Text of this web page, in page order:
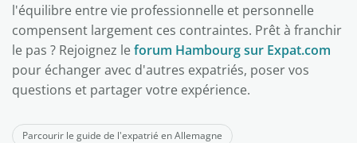
l'équilibre entre vie professionnelle et personnelle
compensent largement ces contraintes. Prêt à franchir
le pas ? Rejoignez leforum Hambourg sur Expat.com
pour échanger avec d'autres expatriés, poser vos
questions et partager votre expérience.
Parcourir le guide de l'expatrié en Allemagne